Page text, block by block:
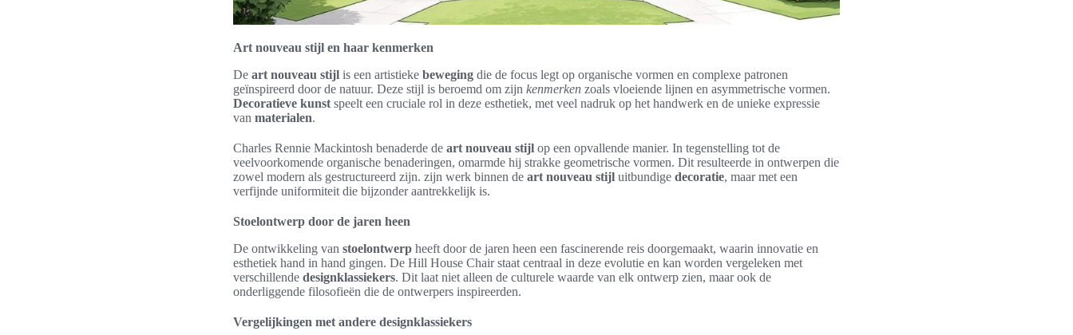
Art nouveau stijl en haar kenmerken
De art nouveau stijl is een artistieke beweging die de focus legt op organische vormen en complexe patronen
geïnspireerd door de natuur. Deze stijl is beroemd om zijn kenmerken zoals vloeiende lijnen en asymmetrische vormen.
Decoratieve kunst speelt een cruciale rol in deze esthetiek, met veel nadruk op het handwerk en de unieke expressie
van materialen.
Charles Rennie Mackintosh benaderde de art nouveau stijl op een opvallende manier. In tegenstelling tot de
veelvoorkomende organische benaderingen, omarmde hij strakke geometrische vormen. Dit resulteerde in ontwerpen die
zowel modern als gestructureerd zijn. zijn werk binnen de art nouveau stijl uitbundige decoratie, maar met een
verfijnde uniformiteit die bijzonder aantrekkelijk is.
Stoelontwerp door de jaren heen
De ontwikkeling van stoelontwerp heeft door de jaren heen een fascinerende reis doorgemaakt, waarin innovatie en
esthetiek hand in hand gingen. De Hill House Chair staat centraal in deze evolutie en kan worden vergeleken met
verschillende designklassiekers. Dit laat niet alleen de culturele waarde van elk ontwerp zien, maar ook de
onderliggende filosofieën die de ontwerpers inspireerden.
Vergelijkingen met andere designklassiekers